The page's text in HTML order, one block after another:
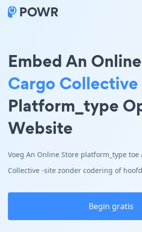
Embed An
Cargo Collective
Platform_type
Website
Voeg An Online Store platform_type toe
Collective -site zonder codering of
Begin gratis